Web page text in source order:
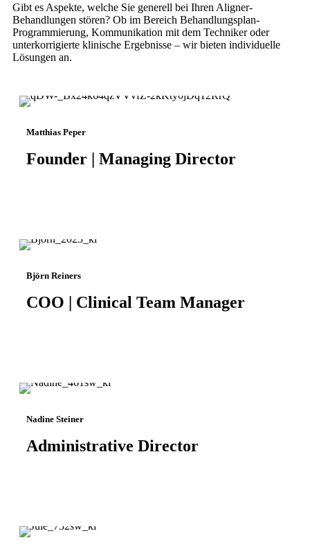
Gibt es Aspekte, welche Sie generell bei Ihren Aligner-
Behandlungen stören? Ob im Bereich Behandlungsplan-
Programmierung, Kommunikation mit dem Techniker oder
unterkorrigierte klinische Ergebnisse – wir bieten individuelle
Lösungen an.
Matthias Peper
Founder | Managing Director
Björn Reiners
COO | Clinical Team Manager
Nadine Steiner
Administrative Director